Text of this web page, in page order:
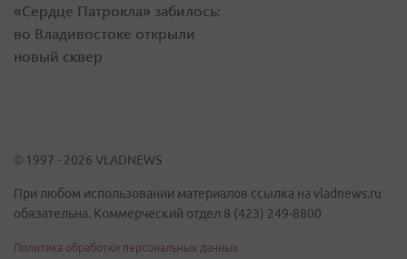
«Сердце Патрокла» забилось:
во Владивостоке открыли
новый сквер
© 1997 - 2026 VLADNEWS
При любом использовании материалов ссылка на vladnews.ru
обязательна. Коммерческий отдел 8 (423) 249-8800
Политика обработки персональных данных